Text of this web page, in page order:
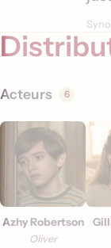
i
o
n
Acteurs 6
Azhy Robertson
Oliver